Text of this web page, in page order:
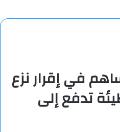
في إقرار نزع
تدفع إلى